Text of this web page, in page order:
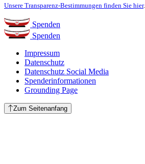
Unsere Transparenz-Bestimmungen finden Sie hier.
Spenden
Spenden
Impressum
Datenschutz
Datenschutz Social Media
Spenderinformationen
Grounding Page
Zum Seitenanfang